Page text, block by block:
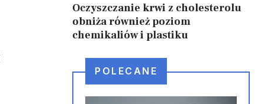
Oczyszczanie krwi z cholesterolu
obniża również poziom
chemikaliów i plastiku
POLECANE